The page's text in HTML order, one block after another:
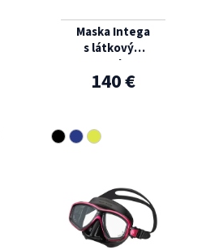
Maska Intega
s látkovým
popruhom
140 €